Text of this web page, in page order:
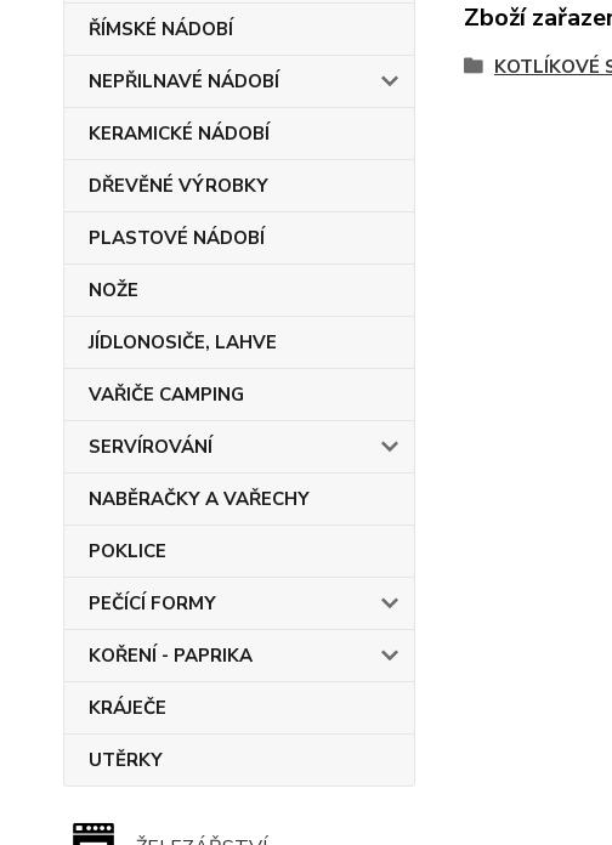
ŘÍMSKÉ NÁDOBÍ
NEPŘILNAVÉ NÁDOBÍ
KERAMICKÉ NÁDOBÍ
DŘEVĚNÉ VÝROBKY
PLASTOVÉ NÁDOBÍ
NOŽE
JÍDLONOSIČE, LAHVE
VAŘIČE CAMPING
SERVÍROVÁNÍ
NABĚRAČKY A VAŘECHY
POKLICE
PEČÍCÍ FORMY
KOŘENÍ - PAPRIKA
KRÁJEČE
UTĚRKY
Zboží
KOTLÍKOVÉ